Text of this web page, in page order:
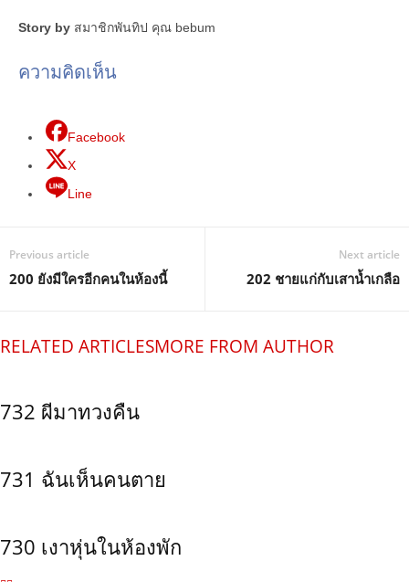
Story by สมาชิกพันทิป คุณ bebum
ความคิดเห็น
Facebook
X
Line
Previous article
200 ยังมีใครอีกคนในห้องนี้
Next article
202 ชายแก่กับเสาน้ำเกลือ
RELATED ARTICLESMORE FROM AUTHOR
732 ผีมาทวงคืน
731 ฉันเห็นคนตาย
730 เงาหุ่นในห้องพัก